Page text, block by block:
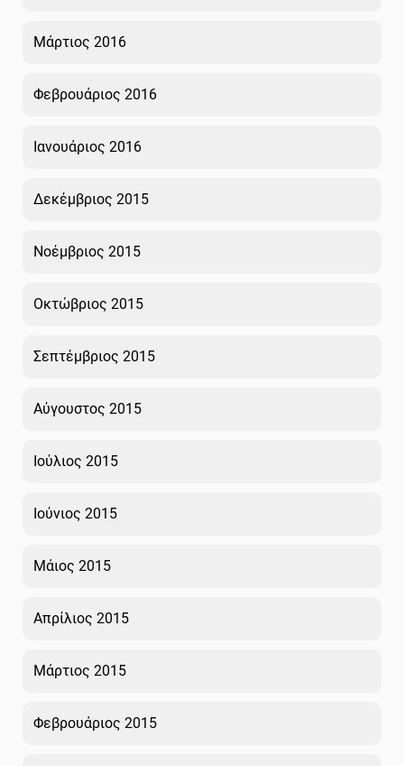
Μάρτιος 2016
Φεβρουάριος 2016
Ιανουάριος 2016
Δεκέμβριος 2015
Νοέμβριος 2015
Οκτώβριος 2015
Σεπτέμβριος 2015
Αύγουστος 2015
Ιούλιος 2015
Ιούνιος 2015
Μάιος 2015
Απρίλιος 2015
Μάρτιος 2015
Φεβρουάριος 2015